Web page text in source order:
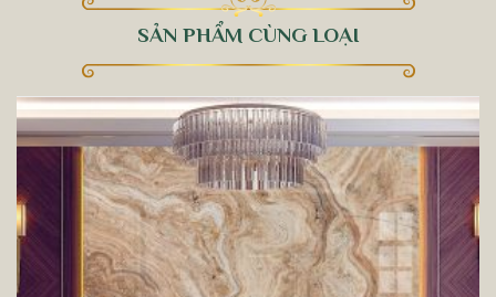
SẢN PHẨM CÙNG LOẠI